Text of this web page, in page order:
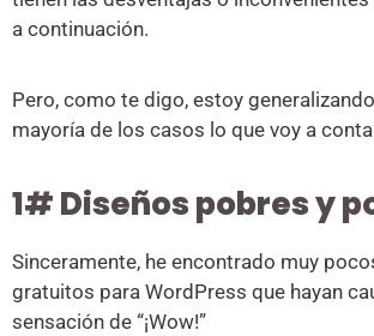
a continuación.
Pero, como te digo, estoy
mayoría de los casos lo que voy a
1# Diseños pobres y
Sinceramente, he encontrado muy
gratuitos para WordPress que hayan
sensación de “¡Wow!”